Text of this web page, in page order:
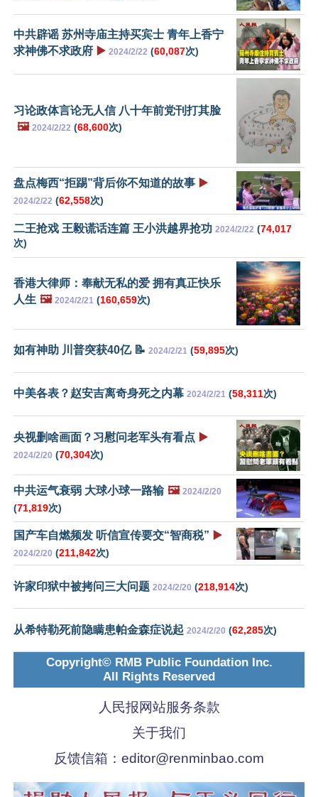
中共辟谣 苏州寺庙主持买宾士 青年上香宁
求神佛不求政府 ▶️ 2024/2/22 (60,087次)
习论政体言论无人信 八十年前党刊打其脸
🖼️ 2024/2/22 (68,600次)
盘点梅西“拒踢”背后你不知道的故事 ▶️
2024/2/22 (62,558次)
二王抢戏 王毅谎话连篇 王小洪越界抢功 2024/2/22 (74,017
次)
香港大律师：奉献无私的爱 拥有真正快乐
人生 🖼️ 2024/2/21 (160,659次)
如有神助 川普突获40亿 📝 2024/2/21 (59,895次)
中美各表？赵安吉离奇身死之内幕 2024/2/21 (58,311次)
央视删啥画面？习慰问老军头有看点 ▶️
2024/2/20 (70,304次)
中共运气衰弱 大球小球一路输 🖼️ 2024/2/20
(71,819次)
国产车自燃频发 听信宣传要交“智商税” ▶️
2024/2/20 (211,842次)
许家印狱中被拷问三大问题 2024/2/20 (218,914次)
从希特勒死前隐瞒患帕金森症说起 2024/2/20 (62,285次)
Copyright© RMB Public Foundation Inc.
All Rights Reserved
人民报网站服务条款
关于我们
反馈信箱： editor@renminbao.com